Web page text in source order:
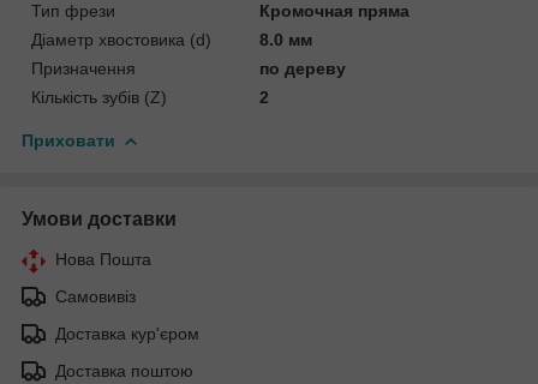
Тип фрези
Кромочная пряма
Діаметр хвостовика (d)
8.0 мм
Призначення
по дереву
Кількість зубів (Z)
2
Приховати
Умови доставки
Нова Пошта
Самовивіз
Доставка кур'єром
Доставка поштою